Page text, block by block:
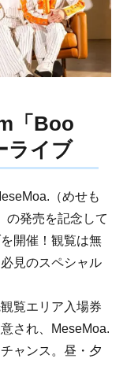
「Boo
ライブ
（めせも
の発売を記念して
開催！観覧は無
見のスペシャル
覧エリア入場券
され、MeseMoa.
ャンス。昼・夕